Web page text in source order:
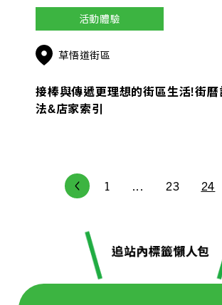
活動體驗
草悟道街區
接棒與傳遞更理想的街區生活!街
法&店家索引
1 ... 23 24